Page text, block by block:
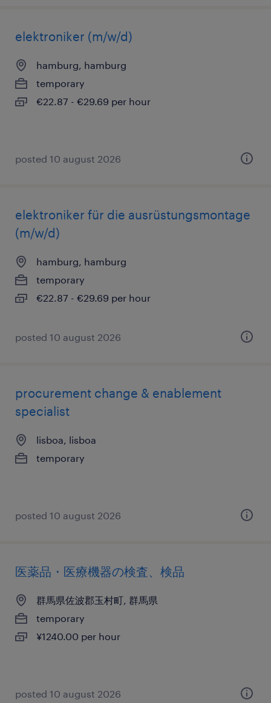
elektroniker (m/w/d)
hamburg, hamburg
temporary
€22.87 - €29.69 per hour
posted 10 august 2026
elektroniker für die ausrüstungsmontage
(m/w/d)
hamburg, hamburg
temporary
€22.87 - €29.69 per hour
posted 10 august 2026
procurement change & enablement
specialist
lisboa, lisboa
temporary
posted 10 august 2026
医薬品・医療機器の検査、検品
群馬県佐波郡玉村町, 群馬県
temporary
¥1240.00 per hour
posted 10 august 2026